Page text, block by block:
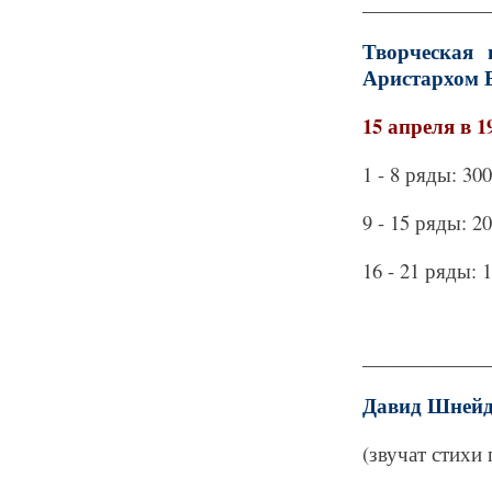
Аристархом
15 апреля в
1 - 8 ряды:
9 - 15 ряды:
16 - 21 ряды:
Давид
(звучат